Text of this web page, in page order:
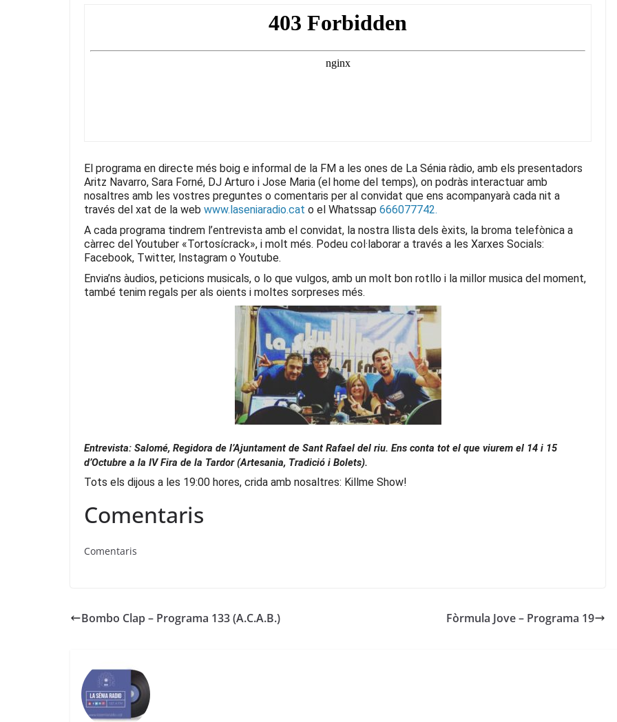
b a A
El programa en directe més boig e informal de la FM a les ones de La Sénia ràdio, amb els presentadors
Aritz Navarro, Sara Forné, DJ Arturo i Jose Maria (el home del temps), on podràs interactuar amb
nosaltres amb les vostres preguntes o comentaris per al convidat que ens acompanyarà cada nit a
través del xat de la web www.laseniaradio.cat o el Whatssap 666077742.
A cada programa tindrem l’entrevista amb el convidat, la nostra llista dels èxits, la broma telefònica a
càrrec del Youtuber «Tortosícrack», i molt més. Podeu col·laborar a través a les Xarxes Socials:
Facebook, Twitter, Instagram o Youtube.
Envia’ns àudios, peticions musicals, o lo que vulgos, amb un molt bon rotllo i la millor musica del moment,
també tenim regals per als oients i moltes sorpreses més.
Entrevista: Salomé, Regidora de l’Ajuntament de Sant Rafael del riu. Ens conta tot el que viurem el 14 i 15
d’Octubre a la IV Fira de la Tardor (Artesania, Tradició i Bolets).
Tots els dijous a les 19:00 hores, crida amb nosaltres: Killme Show!
Comentaris
Comentaris
Bombo Clap – Programa 133 (A.C.A.B.) Fòrmula Jove – Programa 19